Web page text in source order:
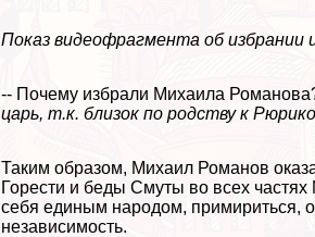
Показ видеофрагмента об избрании
-- Почему избрали Михаила
царь, т.к. близок по родству к
Таким образом, Михаил Романов
Горести и беды Смуты во всех частях
себя единым народом, примириться,
независимость.